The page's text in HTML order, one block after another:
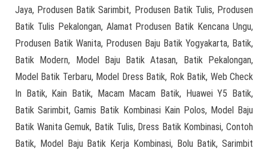
Jaya, Produsen Batik Sarimbit, Produsen Batik Tulis, Produsen
Batik Tulis Pekalongan, Alamat Produsen Batik Kencana Ungu,
Produsen Batik Wanita, Produsen Baju Batik Yogyakarta, Batik,
Batik Modern, Model Baju Batik Atasan, Batik Pekalongan,
Model Batik Terbaru, Model Dress Batik, Rok Batik, Web Check
In Batik, Kain Batik, Macam Macam Batik, Huawei Y5 Batik,
Batik Sarimbit, Gamis Batik Kombinasi Kain Polos, Model Baju
Batik Wanita Gemuk, Batik Tulis, Dress Batik Kombinasi, Contoh
Batik, Model Baju Batik Kerja Kombinasi, Bolu Batik, Sarimbit